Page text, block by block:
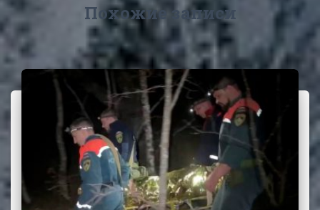
Похожие записи